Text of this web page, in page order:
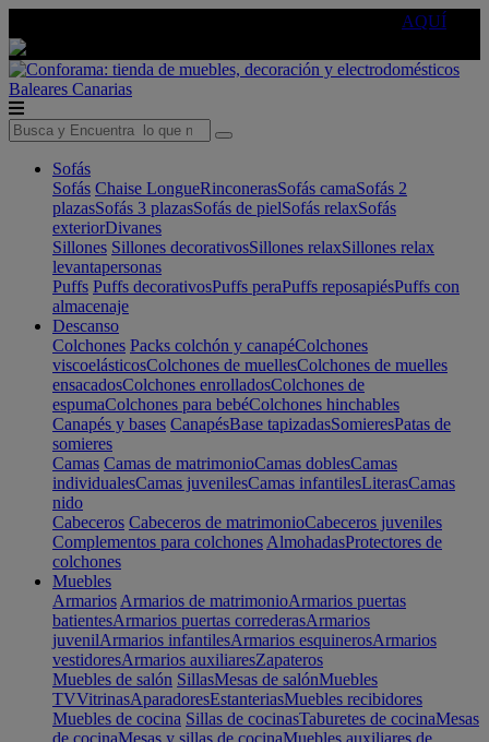
AQUÍ
Baleares Canarias
Sofás
Sofás Chaise LongueRinconerasSofás camaSofás 2
plazasSofás 3 plazasSofás de pielSofás relaxSofás
exteriorDivanes
Sillones Sillones decorativosSillones relaxSillones relax
levantapersonas
Puffs Puffs decorativosPuffs peraPuffs reposapiésPuffs con
almacenaje
Descanso
Colchones Packs colchón y canapéColchones
viscoelásticosColchones de muellesColchones de muelles
ensacadosColchones enrolladosColchones de
espumaColchones para bebéColchones hinchables
Canapés y bases CanapésBase tapizadasSomieresPatas de
somieres
Camas Camas de matrimonioCamas doblesCamas
individualesCamas juvenilesCamas infantilesLiterasCamas
nido
Cabeceros Cabeceros de matrimonioCabeceros juveniles
Complementos para colchones AlmohadasProtectores de
colchones
Muebles
Armarios Armarios de matrimonioArmarios puertas
batientesArmarios puertas correderasArmarios
juvenilArmarios infantilesArmarios esquinerosArmarios
vestidoresArmarios auxiliaresZapateros
Muebles de salón SillasMesas de salónMuebles
TVVitrinasAparadoresEstanteriasMuebles recibidores
Muebles de cocina Sillas de cocinasTaburetes de cocinaMesas
de cocinaMesas y sillas de cocinaMuebles auxiliares de